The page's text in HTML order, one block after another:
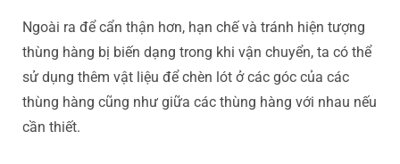
Ngoài ra để cẩn thận hơn, hạn chế và tránh hiện tượng
thùng hàng bị biến dạng trong khi vận chuyển, ta có thể
sử dụng thêm vật liệu để chèn lót ở các góc của các
thùng hàng cũng như giữa các thùng hàng với nhau nếu
cần thiết.